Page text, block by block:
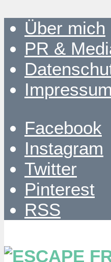
Über mich
PR &
Impressum
Facebook
Instagram
Twitter
Pinterest
RSS